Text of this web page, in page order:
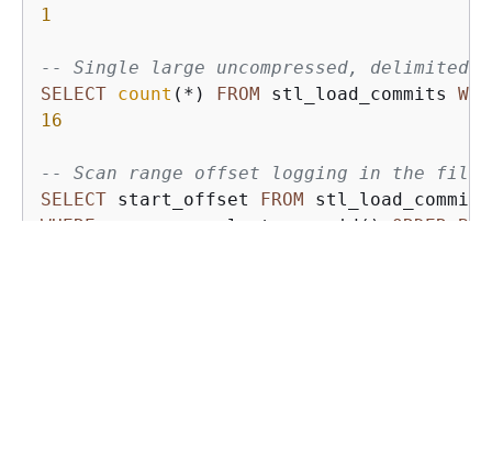
1
-- Single large uncompressed, delimited
SELECT count ( * ) FROM stl_load_commits
16
-- Scan range offset logging in the file
SELECT start_offset FROM
WHERE
pg_last_copy_id() ORDER
BY